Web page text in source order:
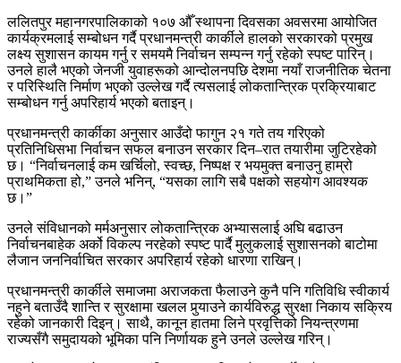
ललितपुर महानगरपालिकाको १०७ औँ स्थापना दिवसका अवसरमा आयोजित
कार्यक्रमलाई सम्बोधन गर्दै प्रधानमन्त्री कार्कीले हालको सरकारको प्रमुख
लक्ष्य सुशासन कायम गर्नु र समयमै निर्वाचन सम्पन्न गर्नु रहेको स्पष्ट पारिन्।
उनले हालै भएको जेनजी युवाहरूको आन्दोलनपछि देशमा नयाँ राजनीतिक चेतना
र परिस्थिति निर्माण भएको उल्लेख गर्दै त्यसलाई लोकतान्त्रिक प्रक्रियाबाट
सम्बोधन गर्नु अपरिहार्य भएको बताइन्।
प्रधानमन्त्री कार्कीका अनुसार आउँदो फागुन २१ गते तय गरिएको
प्रतिनिधिसभा निर्वाचन सफल बनाउन सरकार दिन–रात तयारीमा जुटिरहेको
छ। “निर्वाचनलाई कम खर्चिलो, स्वच्छ, निष्पक्ष र भयमुक्त बनाउनु हाम्रो
प्राथमिकता हो,” उनले भनिन्, “यसका लागि सबै पक्षको सहयोग आवश्यक
छ।”
उनले संविधानको मर्मअनुसार लोकतान्त्रिक अभ्यासलाई अघि बढाउन
निर्वाचनबाहेक अर्को विकल्प नरहेको स्पष्ट पार्दै मुलुकलाई सुशासनको बाटोमा
लैजान जननिर्वाचित सरकार अपरिहार्य रहेको धारणा राखिन्।
प्रधानमन्त्री कार्कीले समाजमा अराजकता फैलाउने कुनै पनि गतिविधि स्वीकार्य
नहुने बताउँदै शान्ति र सुरक्षामा खलल पुर्‍याउने कार्यविरुद्ध सुरक्षा निकाय सक्रिय
रहेको जानकारी दिइन्। साथै, कानून हातमा लिने प्रवृत्तिको नियन्त्रणमा
राज्यसँगै समुदायको भूमिका पनि निर्णायक हुने उनले उल्लेख गरिन्।